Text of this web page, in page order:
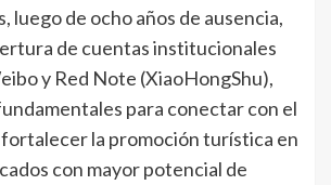
luego de ocho años de ausencia,
de cuentas institucionales
y Red Note (XiaoHongShu),
para conectar con el
la promoción turística en
con mayor potencial de